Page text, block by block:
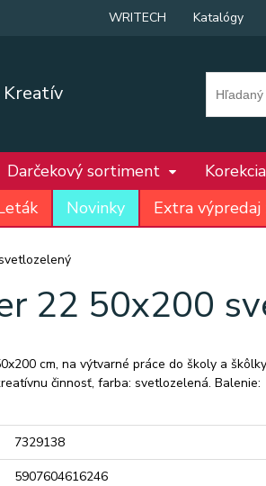
Kreatív
WRITECH Katalógy
Darčekový sortiment
Novinky Extra výpredaj
22 50x200
cm, na výtvarné práce do školy a
činnosť, farba: svetlozelená. Balenie:
7329138
5907604616246